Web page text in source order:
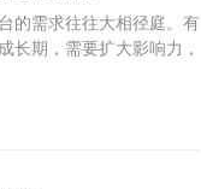
的需求往往大相径庭。有
长期，需要扩大影响力，